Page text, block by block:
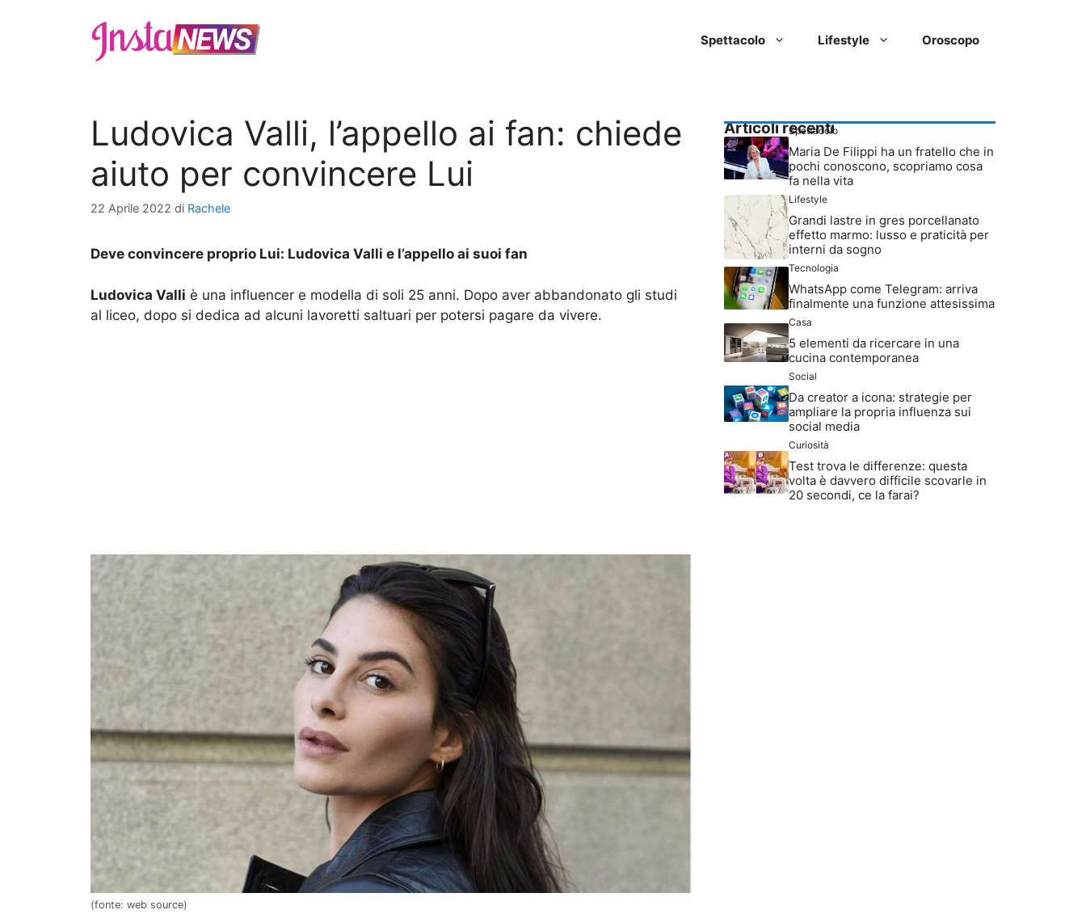
Spettacolo Lifestyle Oroscopo
Ludovica Valli, l’appello ai fan: chiede
aiuto per convincere Lui
22 Aprile 2022 di Rachele
Deve convincere proprio Lui: Ludovica Valli e l’appello ai suoi fan
Ludovica Valli è una influencer e modella di soli 25 anni. Dopo aver abbandonato gli studi
al liceo, dopo si dedica ad alcuni lavoretti saltuari per potersi pagare da vivere.
(fonte: web source)
Articoli recenti
Spettacolo
Maria De Filippi ha un fratello che in
pochi conoscono, scopriamo cosa
fa nella vita
Lifestyle
Grandi lastre in gres porcellanato
effetto marmo: lusso e praticità per
interni da sogno
Tecnologia
WhatsApp come Telegram: arriva
finalmente una funzione attesissima
Casa
5 elementi da ricercare in una
cucina contemporanea
Social
Da creator a icona: strategie per
ampliare la propria influenza sui
social media
Curiosità
Test trova le differenze: questa
volta è davvero difficile scovarle in
20 secondi, ce la farai?